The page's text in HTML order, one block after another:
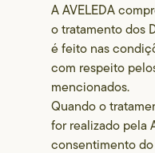
A AVELEDA
o tratamento dos
é feito nas
com respeito
mencionados.
Quando o
for realizado pela
consentimento